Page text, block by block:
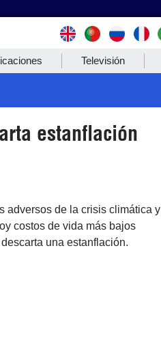
Televisión
estanflación
adversos de la crisis climática y
costos de vida más bajos
una estanflación.